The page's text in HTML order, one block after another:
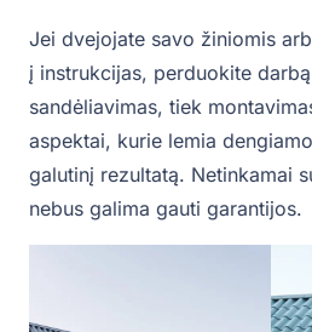
Jei dvejojate savo žiniomis
į instrukcijas, perduokite
sandėliavimas, tiek
aspektai, kurie lemia
galutinį rezultatą. Netinkamai
nebus galima gauti garantijos.